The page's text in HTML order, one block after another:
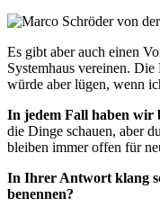
Es gibt aber auch einen
Systemhaus vereinen.
würde aber lügen, wenn
In jedem Fall haben wir
die Dinge schauen, aber
bleiben immer offen für
In Ihrer Antwort klang
benennen?